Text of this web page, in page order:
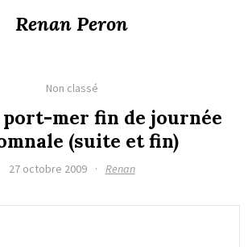
Renan Peron
Non classé
port-mer fin de journée
(suite et fin)
27 octobre 2009 · Renan